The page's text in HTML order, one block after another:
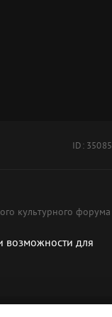
ID: 35085
культурного форума
возможности для